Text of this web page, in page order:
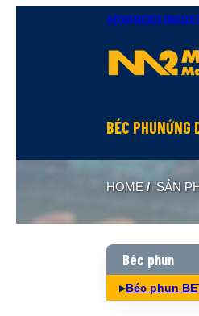
ADVANCED
BÉC PHUN
Béc phun
Béc phun
Biên dạng
Biên dạng
ỨNG
HOME / SẢN
Béc phun
Béc phun